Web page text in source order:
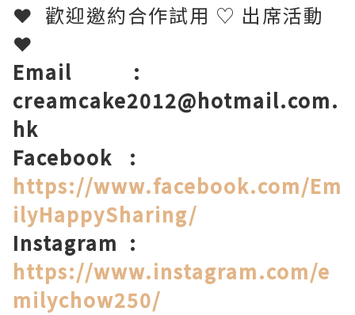
❤ 歡迎邀約合作試用 ♡ 出席活動
❤
Email
:
creamcake2012@hotmail.com.
hk
Facebook
:
https://www.facebook.com/Em
ilyHappySharing/
Instagram :
https://www.instagram.com/e
milychow250/